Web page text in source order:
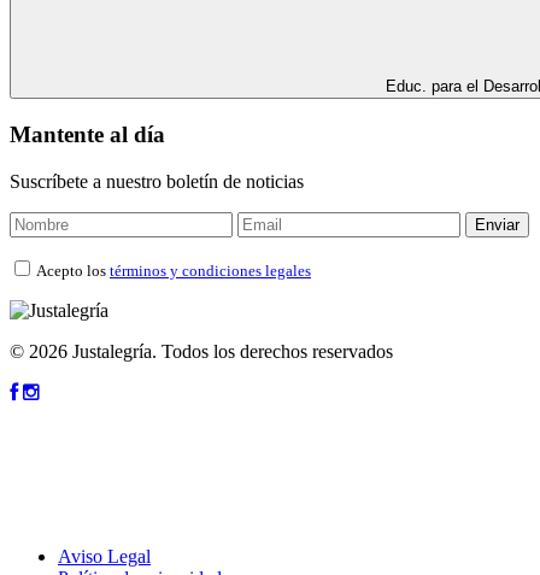
Educ. para el
Mantente al día
Suscríbete a nuestro boletín de noticias
Acepto los términos y condiciones legales
© 2026 Justalegría. Todos los derechos reservados
Aviso Legal